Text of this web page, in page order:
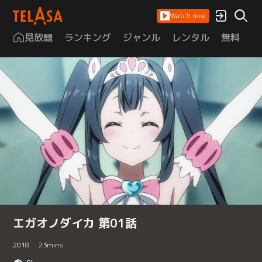
Watch now
見放題 ランキング ジャンル レンタル 無料
エガオノダイカ 第01話
2018 23mins